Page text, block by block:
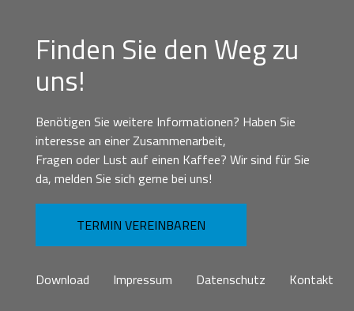
Finden Sie den Weg zu
uns!
Benötigen Sie weitere Informationen? Haben Sie
interesse an einer Zusammenarbeit,
Fragen oder Lust auf einen Kaffee? Wir sind für Sie
da, melden Sie sich gerne bei uns!
TERMIN VEREINBAREN
Download Impressum Datenschutz Kontakt